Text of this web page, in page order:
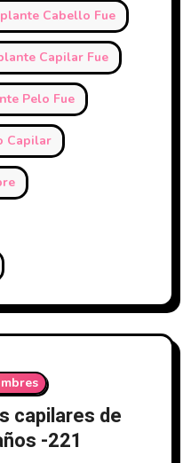
Cabello Fue
Capilar Fue
Pelo Fue
Capilar
capilares de
-221